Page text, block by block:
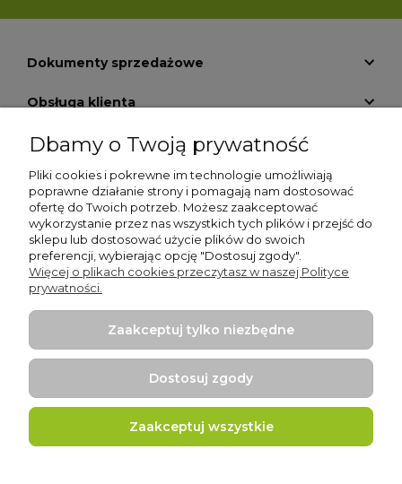
Dokumenty sprzedażowe
Obsługa klienta
Informacje
Pomoc
O nas
Moje konto
Płatności i dostawa
Gry edukacyjne
Projekt i wykonanie:Ecommercy.pl
Dbamy o Twoją prywatność
Pliki cookies i pokrewne im technologie umożliwiają
poprawne działanie strony i pomagają nam dostosować
ofertę do Twoich potrzeb. Możesz zaakceptować
wykorzystanie przez nas wszystkich tych plików i przejść do
sklepu lub dostosować użycie plików do swoich
preferencji, wybierając opcję "Dostosuj zgody".
Więcej o plikach cookies przeczytasz w naszej Polityce
prywatności.
Zaakceptuj tylko niezbędne
Dostosuj zgody
Zaakceptuj wszystkie